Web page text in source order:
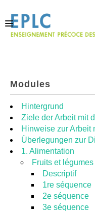
MODULES
RESSOURCES
Modules
Hintergrund
Ziele der Arbeit mit
Hinweise zur Arbeit
Überlegungen zur
1. Alimentation
Fruits et légumes
Descriptif
1re séquence
2e séquence
3e séquence